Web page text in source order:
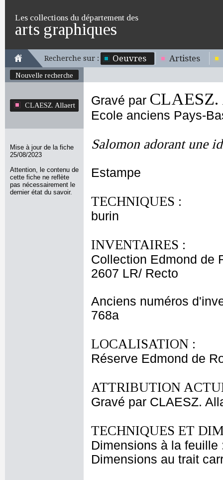
Les collections du département des
arts graphiques
Recherche sur : Oeuvres Artistes
Nouvelle recherche
CLAESZ. Allaert
Mise à jour de la fiche
25/08/2023
Attention, le contenu de
cette fiche ne reflète
pas nécessairement le
dernier état du savoir.
Gravé par
Ecole anciens Pays-
Salomon adorant une
Estampe
TECHNIQUES :
burin
INVENTAIRES :
Collection Edmond de
2607 LR/ Recto
Anciens numéros
768a
LOCALISATION :
Réserve Edmond de
ATTRIBUTION
Gravé par CLAESZ.
TECHNIQUES ET
Dimensions à la
Dimensions au trait